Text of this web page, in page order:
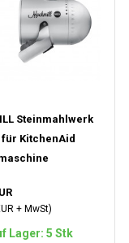
Steinmahlwerk
KitchenAid
+ MwSt)
Lager: 5 Stk